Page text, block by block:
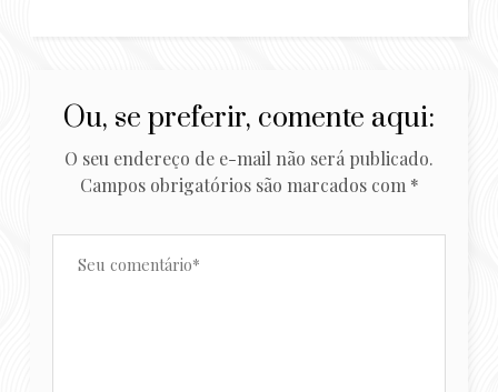
Ou, se preferir, comente aqui:
O seu endereço de e-mail não será publicado.
Campos obrigatórios são marcados com *